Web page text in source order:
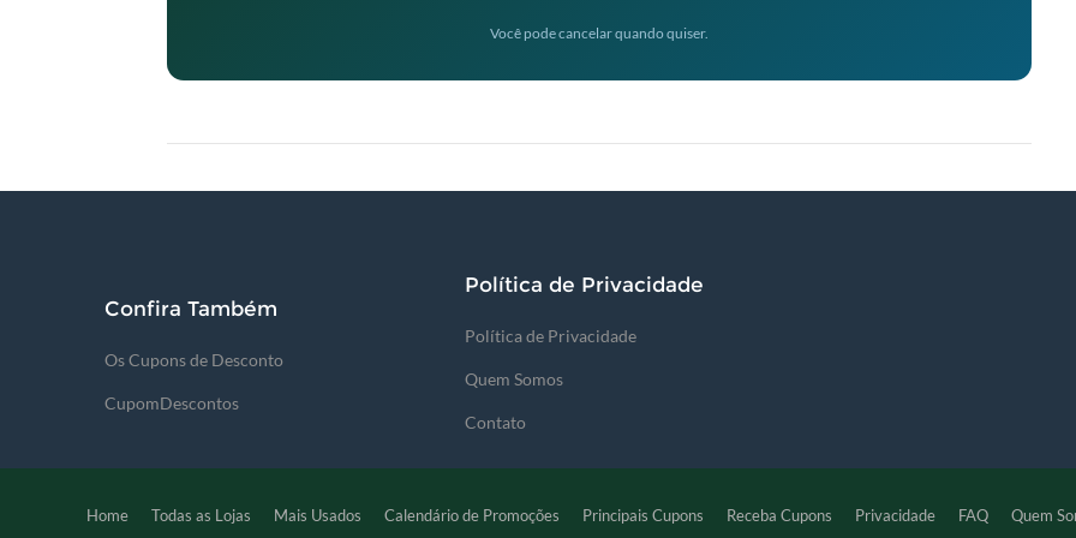
Você pode cancelar quando quiser.
Confira Também
Os Cupons de Desconto
CupomDescontos
Política de Privacidade
Política de Privacidade
Quem Somos
Contato
Home Todas as Lojas Mais Usados Calendário de Promoções Principais Cupons Receba Cupons Privacidade FAQ Quem